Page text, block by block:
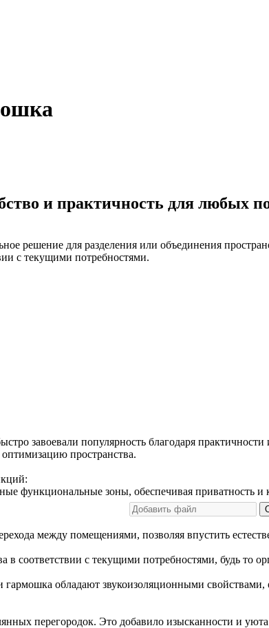
и практичность для любых
решение для разделения или объединения
с текущими потребностями.
завоевали популярность благодаря
пространства.
функциональные зоны, обеспечивая приватность и
между помещениями, позволяя впустить
в соответствии с текущими потребностями, будь то
гармошка обладают звукоизоляционными
перегородок. Это добавило изысканности и